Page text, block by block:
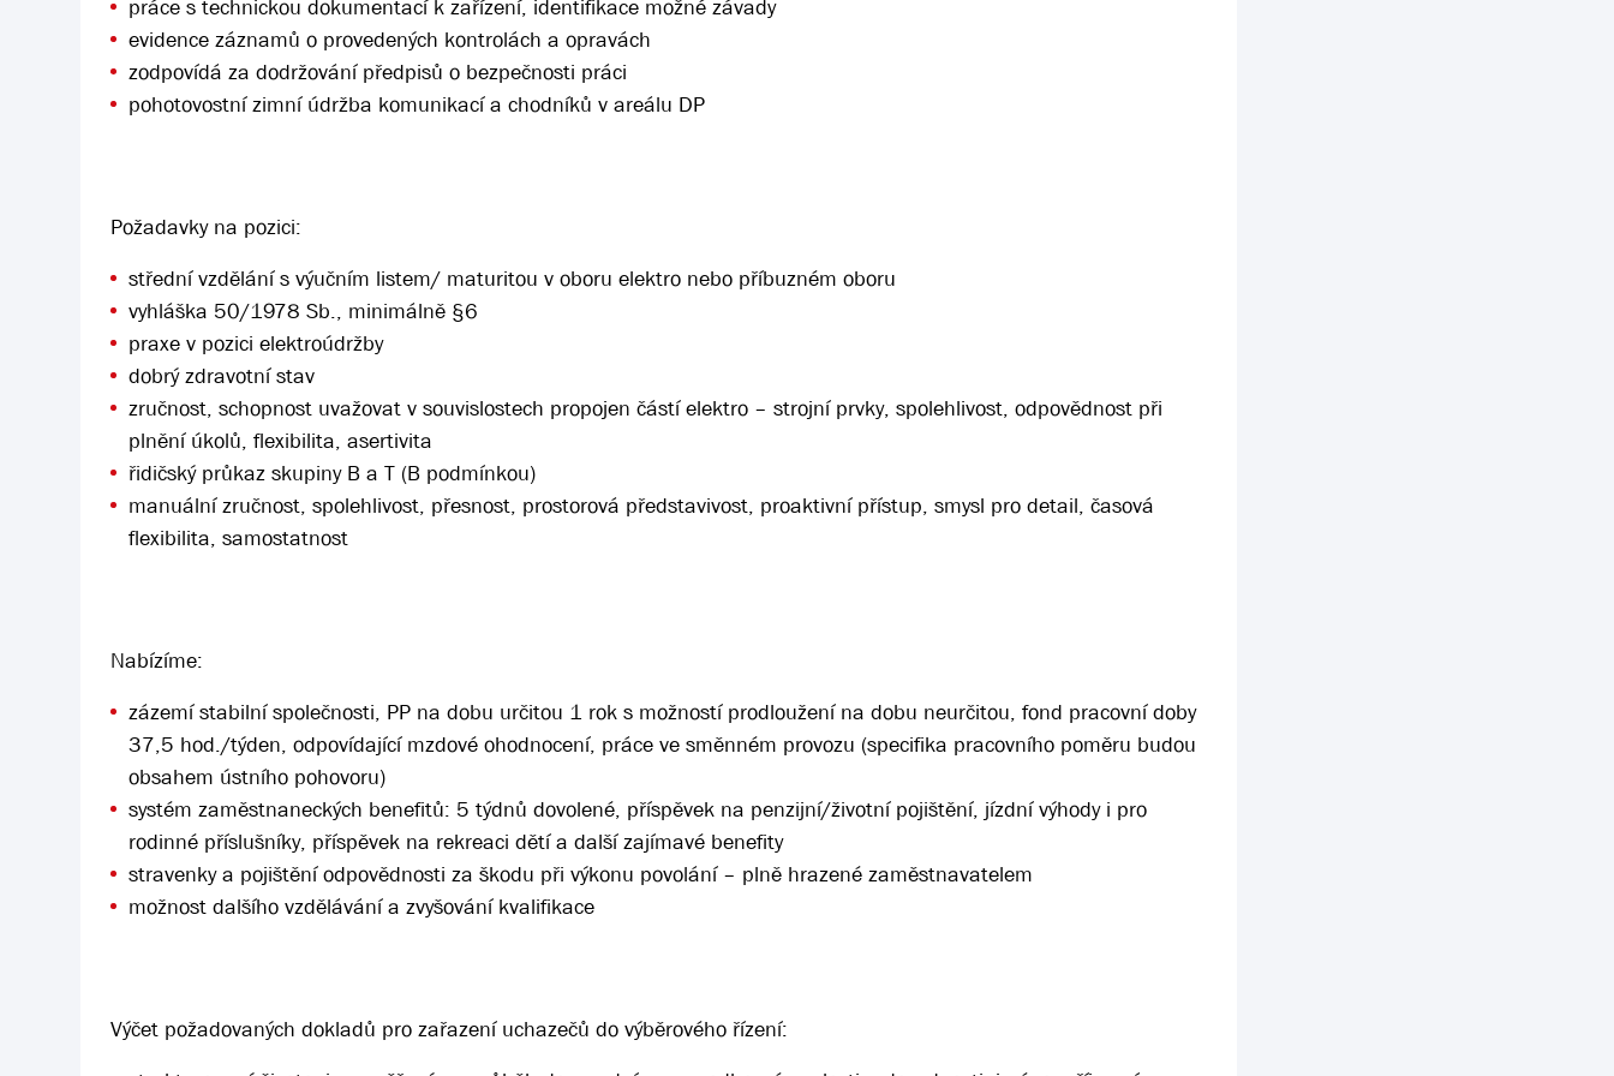
práce s technickou dokumentací k zařízení, identifikace možné závady
evidence záznamů o provedených kontrolách a opravách
zodpovídá za dodržování předpisů o bezpečnosti práci
pohotovostní zimní údržba komunikací a chodníků v areálu DP
Požadavky na pozici:
střední vzdělání s výučním listem/ maturitou v oboru elektro nebo příbuzném oboru
vyhláška 50/1978 Sb., minimálně §6
praxe v pozici elektroúdržby
dobrý zdravotní stav
zručnost, schopnost uvažovat v souvislostech propojen částí elektro – strojní prvky, spolehlivost, odpovědnost při
plnění úkolů, flexibilita, asertivita
řidičský průkaz skupiny B a T (B podmínkou)
manuální zručnost, spolehlivost, přesnost, prostorová představivost, proaktivní přístup, smysl pro detail, časová
flexibilita, samostatnost
Nabízíme:
zázemí stabilní společnosti, PP na dobu určitou 1 rok s možností prodloužení na dobu neurčitou, fond pracovní doby
37,5 hod./týden, odpovídající mzdové ohodnocení, práce ve směnném provozu (specifika pracovního poměru budou
obsahem ústního pohovoru)
systém zaměstnaneckých benefitů: 5 týdnů dovolené, příspěvek na penzijní/životní pojištění, jízdní výhody i pro
rodinné příslušníky, příspěvek na rekreaci dětí a další zajímavé benefity
stravenky a pojištění odpovědnosti za škodu při výkonu povolání – plně hrazené zaměstnavatelem
možnost dalšího vzdělávání a zvyšování kvalifikace
Výčet požadovaných dokladů pro zařazení uchazečů do výběrového řízení: